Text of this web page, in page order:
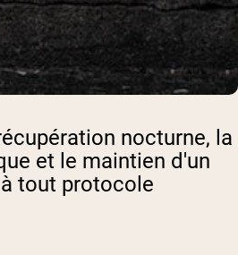
nocturne, la
et le maintien d'un
tout protocole